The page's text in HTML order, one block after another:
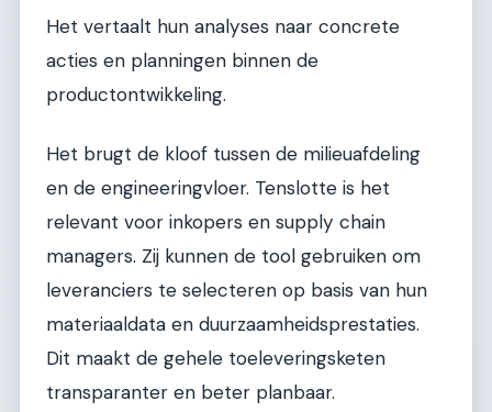
Het vertaalt hun analyses naar concrete
acties en planningen binnen de
productontwikkeling.
Het brugt de kloof tussen de milieuafdeling
en de engineeringvloer. Tenslotte is het
relevant voor inkopers en supply chain
managers. Zij kunnen de tool gebruiken om
leveranciers te selecteren op basis van hun
materiaaldata en duurzaamheidsprestaties.
Dit maakt de gehele toeleveringsketen
transparanter en beter planbaar.